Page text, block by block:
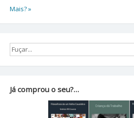
Mais? »
Já comprou o seu?…